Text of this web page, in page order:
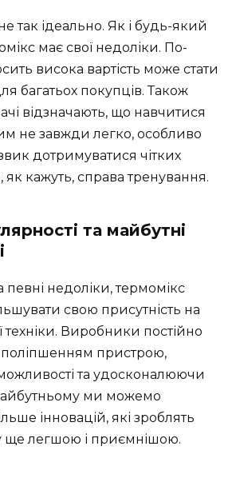
так ідеально. Як і будь-який
має свої недоліки. По-
висока вартість може стати
багатьох покупців. Також
відзначають, що навчитися
не завжди легко, особливо
дотримуватися чітких
як кажуть, справа тренування.
та майбутні
недоліки, термомікс
свою присутність на
техніки. Виробники постійно
пристрою,
та удосконалюючи
ми можемо
інновацій, які зроблять
ще легшою і приємнішою.